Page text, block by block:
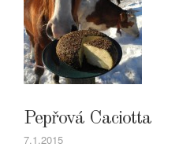
Pepřová Caciotta
7.1.2015